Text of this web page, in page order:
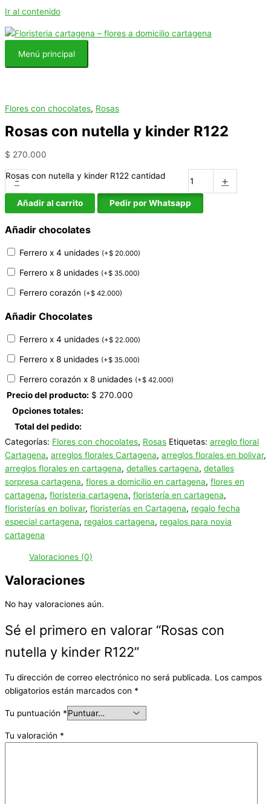
Ir al contenido
Menú principal
Flores con chocolates, Rosas
Rosas con nutella y kinder R122
$ 270.000
-
Rosas con nutella y kinder R122 cantidad +
Añadir al carrito Pedir por Whatsapp
Añadir chocolates
Ferrero x 4 unidades (+$ 20.000)
Ferrero x 8 unidades (+$ 35.000)
Ferrero corazón (+$ 42.000)
Añadir Chocolates
Ferrero x 4 unidades (+$ 22.000)
Ferrero x 8 unidades (+$ 35.000)
Ferrero corazón x 8 unidades (+$ 42.000)
Precio del producto: $ 270.000
Opciones totales:
Total del pedido:
Categorías: Flores con chocolates, Rosas Etiquetas: arreglo floral
Cartagena, arreglos florales Cartagena, arreglos florales en bolivar,
arreglos florales en cartagena, detalles cartagena, detalles
sorpresa cartagena, flores a domicilio en cartagena, flores en
cartagena, floristeria cartagena, floristería en cartagena,
floristerías en bolivar, floristerías en Cartagena, regalo fecha
especial cartagena, regalos cartagena, regalos para novia
cartagena
Valoraciones (0)
Valoraciones
No hay valoraciones aún.
Sé el primero en valorar “Rosas con
nutella y kinder R122”
Tu dirección de correo electrónico no será publicada. Los campos
obligatorios están marcados con *
Tu puntuación *
Tu valoración *